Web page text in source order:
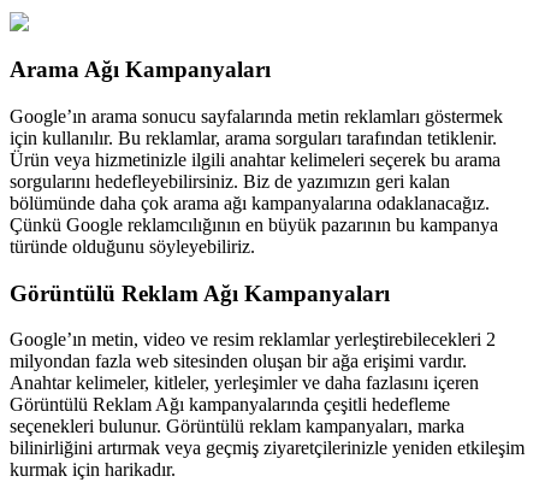
Arama Ağı Kampanyaları
Google’ın arama sonucu sayfalarında metin reklamları göstermek
için kullanılır. Bu reklamlar, arama sorguları tarafından tetiklenir.
Ürün veya hizmetinizle ilgili anahtar kelimeleri seçerek bu arama
sorgularını hedefleyebilirsiniz. Biz de yazımızın geri kalan
bölümünde daha çok arama ağı kampanyalarına odaklanacağız.
Çünkü Google reklamcılığının en büyük pazarının bu kampanya
türünde olduğunu söyleyebiliriz.
Görüntülü Reklam Ağı Kampanyaları
Google’ın metin, video ve resim reklamlar yerleştirebilecekleri 2
milyondan fazla web sitesinden oluşan bir ağa erişimi vardır.
Anahtar kelimeler, kitleler, yerleşimler ve daha fazlasını içeren
Görüntülü Reklam Ağı kampanyalarında çeşitli hedefleme
seçenekleri bulunur. Görüntülü reklam kampanyaları, marka
bilinirliğini artırmak veya geçmiş ziyaretçilerinizle yeniden etkileşim
kurmak için harikadır.